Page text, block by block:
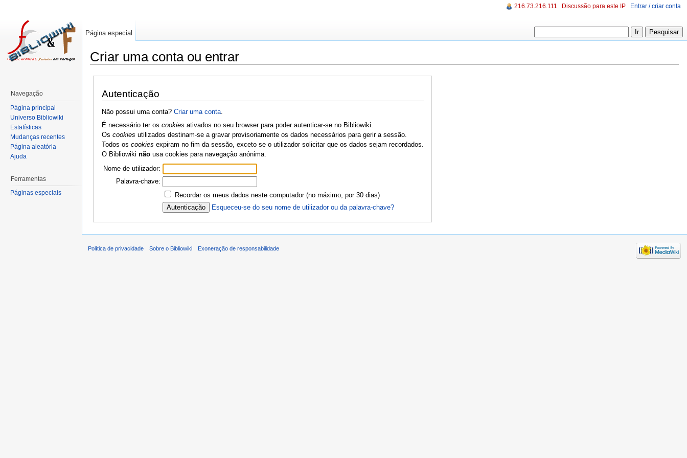
Criar uma conta ou entrar
Autenticação
Não possui uma conta? Criar uma conta.
É necessário ter os cookies ativados no seu browser para poder autenticar-se no Bibliowiki.
Os cookies utilizados destinam-se a gravar provisoriamente os dados necessários para gerir a sessão.
Todos os cookies expiram no fim da sessão, exceto se o utilizador solicitar que os dados sejam recordados.
O Bibliowiki nãousa cookies para navegação anónima.
Nome de utilizador:
Palavra-chave:
Recordar os meus dados neste computador (no máximo, por 30 dias)
Esqueceu-se do seu nome de utilizador ou da palavra-chave?
216.73.216.111 Discussão para este IP Entrar / criar conta
Página especial
Navegação
Página principal
Universo Bibliowiki
Estatísticas
Mudanças recentes
Página aleatória
Ajuda
Ferramentas
Páginas especiais
Política de privacidade Sobre o Bibliowiki Exoneração de responsabilidade